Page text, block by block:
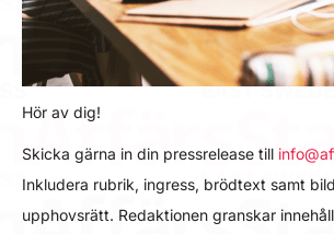
Hör av dig!
Skicka gärna in din pressrelease till
Inkludera rubrik, ingress, brödtext samt
upphovsrätt. Redaktionen granskar